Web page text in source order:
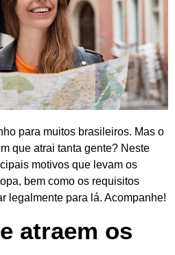
para muitos brasileiros. Mas o
que atrai tanta gente? Neste
motivos que levam os
bem como os requisitos
legalmente para lá. Acompanhe!
atraem os